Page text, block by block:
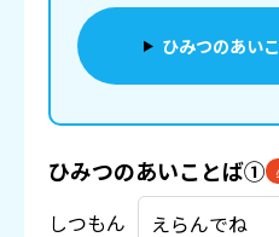
ひみつのあい
ひみつのあいことば①
しつもん